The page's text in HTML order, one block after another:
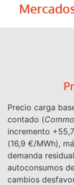
Precio carga
contado (
incremento
(16,9 €/MWh),
demanda
autoconsumos
cambios